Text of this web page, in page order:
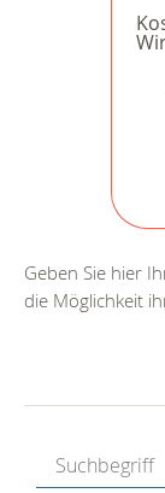
Geben Sie hier
die Möglichkeit